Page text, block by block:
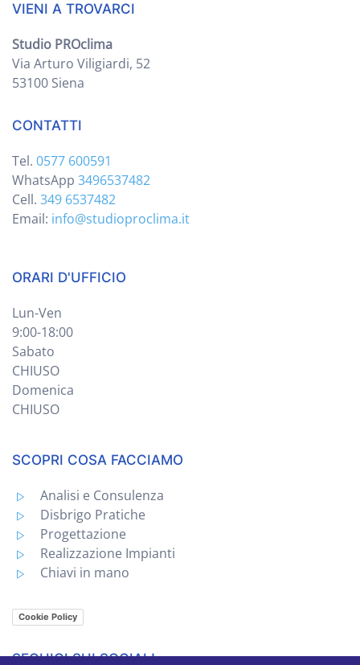
VIENI A TROVARCI
Studio PROclima
Via Arturo Viligiardi, 52
53100 Siena
CONTATTI
Tel. 0577 600591
WhatsApp 3496537482
Cell. 349 6537482
Email: info@studioproclima.it
ORARI D'UFFICIO
Lun-Ven
9:00-18:00
Sabato
CHIUSO
Domenica
CHIUSO
SCOPRI COSA FACCIAMO
Analisi e Consulenza
Disbrigo Pratiche
Progettazione
Realizzazione Impianti
Chiavi in mano
Cookie Policy
SEGUICI SUI SOCIAL!